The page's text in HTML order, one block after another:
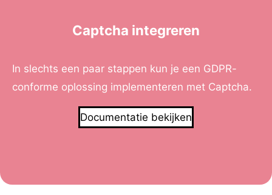
Captcha integreren
In slechts een paar stappen kun je een GDPR-
conforme oplossing implementeren met Captcha.
Documentatie bekijken